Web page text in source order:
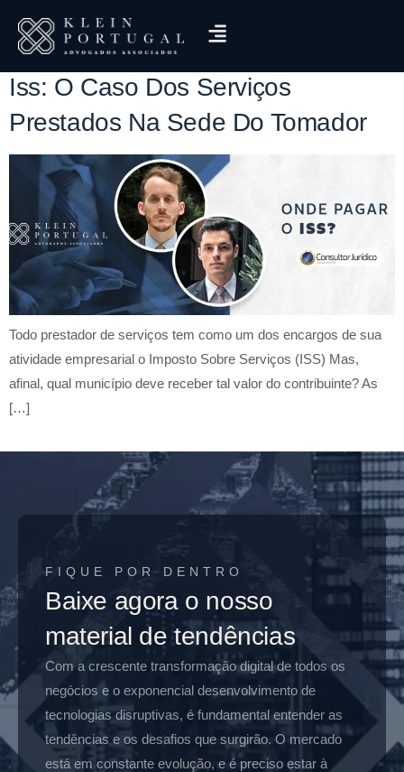
Tag:Estabelecimento
Iss: O Caso Dos Serviços
Prestados Na Sede Do Tomador
Todo prestador de serviços tem como um dos encargos de sua
atividade empresarial o Imposto Sobre Serviços (ISS) Mas,
afinal, qual município deve receber tal valor do contribuinte? As
[…]
FIQUE POR DENTRO
Baixe agora o nosso
material de tendências
Com a crescente transformação digital de todos os
negócios e o exponencial desenvolvimento de
tecnologias disruptivas, é fundamental entender as
tendências e os desafios que surgirão. O mercado
está em constante evolução, e é preciso estar à